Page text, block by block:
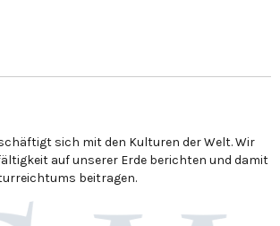
sich mit den Kulturen der Welt. Wir
auf unserer Erde berichten und damit
beitragen.